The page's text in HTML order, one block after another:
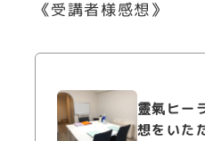
《受講者様感想》
靈氣ヒー
想をいた